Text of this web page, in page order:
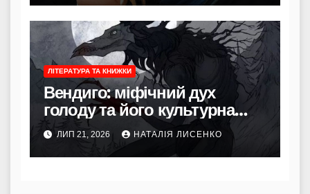
ЛІТЕРАТУРА ТА КНИЖКИ
Вендиго: міфічний дух
голоду та його культурна
сила
ЛИП 21, 2026 НАТАЛІЯ ЛИСЕНКО